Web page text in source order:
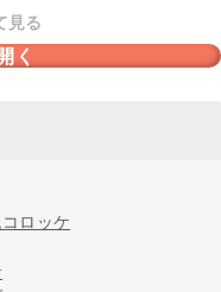
見る
く
ロッケ